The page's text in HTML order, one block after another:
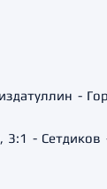
-
- Сетдиков